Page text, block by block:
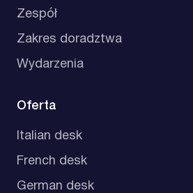
Zespół
Zakres doradztwa
Wydarzenia
Oferta
Italian desk
French desk
German desk